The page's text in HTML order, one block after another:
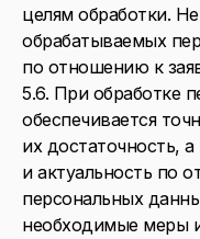
целям обработки.
обрабатываемых
по отношению к
5.6. При обработке
обеспечивается
их достаточность,
и актуальность по
персональных
необходимые меры